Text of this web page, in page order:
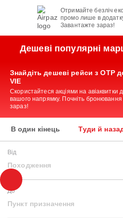
Отримайте безліч
промо лише в
Завантажте зараз!
Дешеві популярні
Знайдіть дешеві рейси з OTP
VIE
Скористайтеся акціями на авіаквитки
вашого напрямку. Почніть бронювання
зараз!
В один кінець Туди й
Від
Походження
До
Пункт призначення